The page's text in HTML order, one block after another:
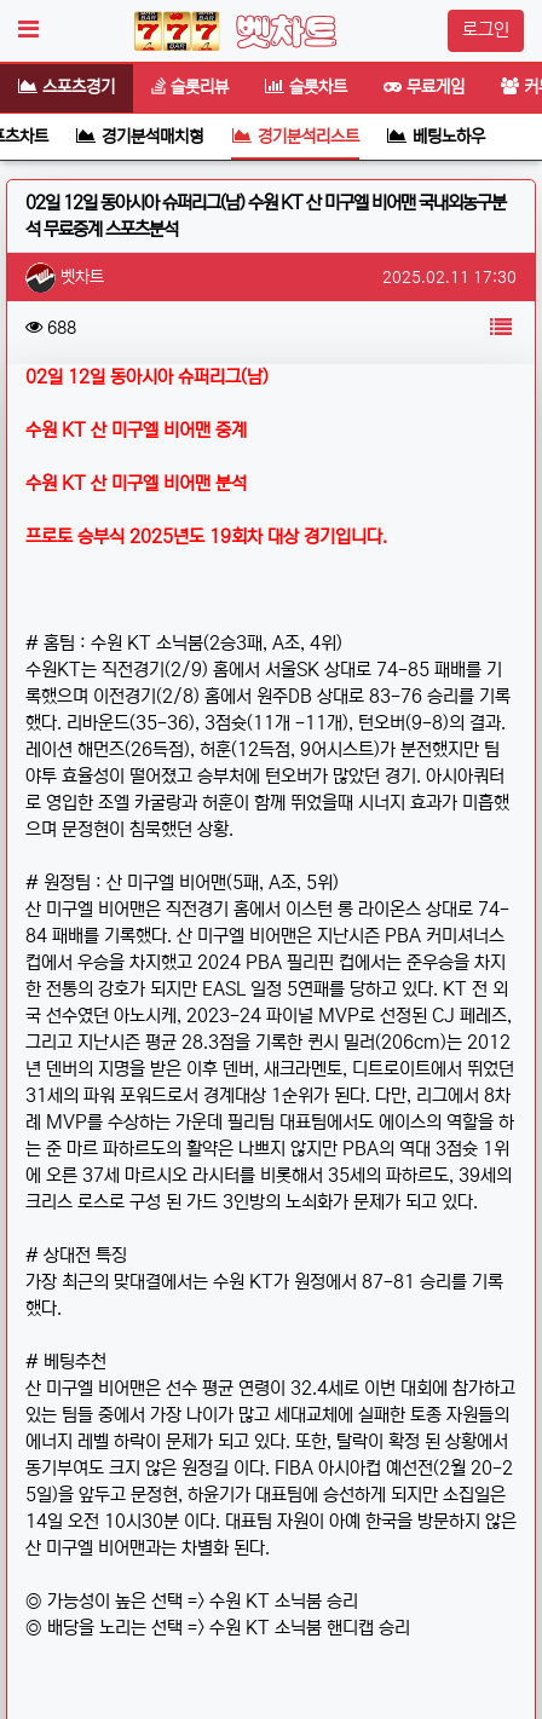
로그인
스포츠경기 슬롯리뷰 슬롯차트 무료게임
차트 경기분석매치형 경기분석리스트 베팅노하우
02일 12일 동아시아 슈퍼리그(남) 수원 KT 산 미구엘 비어맨 국내외농구분
석 무료중계 스포츠분석
작성자 정보
벳차트 작성일
2025.02.11 17:30
컨텐츠 정보
688조회 목록
본문02일 12일 동아시아 슈퍼리그(남)
수원 KT 산 미구엘 비어맨 중계
수원 KT 산 미구엘 비어맨 분석
프로토 승부식 2025년도 19회차 대상 경기입니다.
# 홈팀 : 수원 KT 소닉붐(2승3패, A조, 4위)
수원KT는 직전경기(2/9) 홈에서 서울SK 상대로 74-85 패배를 기
록했으며 이전경기(2/8) 홈에서 원주DB 상대로 83-76 승리를 기록
했다. 리바운드(35-36), 3점슛(11개 -11개), 턴오버(9-8)의 결과.
레이션 해먼즈(26득점), 허훈(12득점, 9어시스트)가 분전했지만 팀
야투 효율성이 떨어졌고 승부처에 턴오버가 많았던 경기. 아시아쿼터
로 영입한 조엘 카굴랑과 허훈이 함께 뛰었을때 시너지 효과가 미흡했
으며 문정현이 침묵했던 상황.
# 원정팀 : 산 미구엘 비어맨(5패, A조, 5위)
산 미구엘 비어맨은 직전경기 홈에서 이스턴 롱 라이온스 상대로 74-
84 패배를 기록했다. 산 미구엘 비어맨은 지난시즌 PBA 커미셔너스
컵에서 우승을 차지했고 2024 PBA 필리핀 컵에서는 준우승을 차지
한 전통의 강호가 되지만 EASL 일정 5연패를 당하고 있다. KT 전 외
국 선수였던 아노시케, 2023-24 파이널 MVP로 선정된 CJ 페레즈,
그리고 지난시즌 평균 28.3점을 기록한 퀸시 밀러(206cm)는 2012
년 덴버의 지명을 받은 이후 덴버, 새크라멘토, 디트로이트에서 뛰었던
31세의 파워 포워드로서 경계대상 1순위가 된다. 다만, 리그에서 8차
례 MVP를 수상하는 가운데 필리팀 대표팀에서도 에이스의 역할을 하
는 준 마르 파하르도의 활약은 나쁘지 않지만 PBA의 역대 3점슛 1위
에 오른 37세 마르시오 라시터를 비롯해서 35세의 파하르도, 39세의
크리스 로스로 구성 된 가드 3인방의 노쇠화가 문제가 되고 있다.
# 상대전 특징
가장 최근의 맞대결에서는 수원 KT가 원정에서 87-81 승리를 기록
했다.
# 베팅추천
산 미구엘 비어맨은 선수 평균 연령이 32.4세로 이번 대회에 참가하고
있는 팀들 중에서 가장 나이가 많고 세대교체에 실패한 토종 자원들의
에너지 레벨 하락이 문제가 되고 있다. 또한, 탈락이 확정 된 상황에서
동기부여도 크지 않은 원정길 이다. FIBA 아시아컵 예선전(2월 20-2
5일)을 앞두고 문정현, 하윤기가 대표팀에 승선하게 되지만 소집일은
14일 오전 10시30분 이다. 대표팀 자원이 아예 한국을 방문하지 않은
산 미구엘 비어맨과는 차별화 된다.
◎ 가능성이 높은 선택 => 수원 KT 소닉붐 승리
◎ 배당을 노리는 선택 => 수원 KT 소닉붐 핸디캡 승리